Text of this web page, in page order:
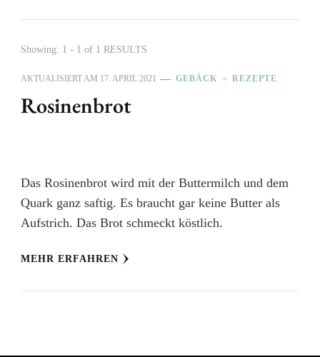
Showing: 1 - 1 of 1 RESULTS
AKTUALISIERT AM 17. APRIL 2021 GEBÄCK REZEPTE
Rosinenbrot
Das Rosinenbrot wird mit der Buttermilch und dem
Quark ganz saftig. Es braucht gar keine Butter als
Aufstrich. Das Brot schmeckt köstlich.
MEHR ERFAHREN